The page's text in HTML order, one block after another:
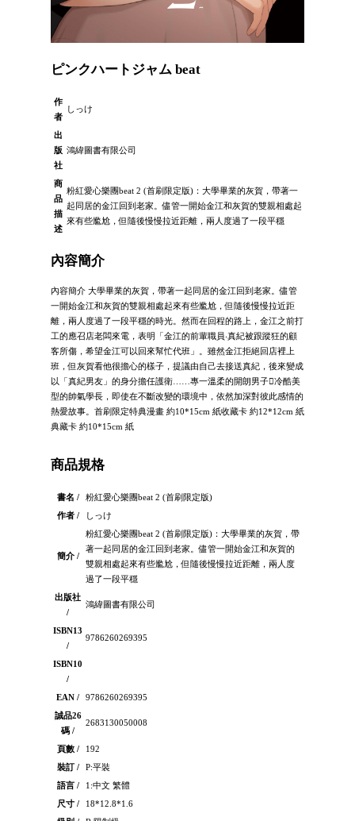
ピンクハートジャム beat
作
者
しっけ
出
版
社
鴻緯圖書有限公司
商
品
描
述
粉紅愛心樂團beat 2 (首刷限定版)：大學畢業的灰賀，帶著一
起同居的金江回到老家。儘管一開始金江和灰賀的雙親相處起
來有些尷尬，但隨後慢慢拉近距離，兩人度過了一段平穩
內容簡介
內容簡介 大學畢業的灰賀，帶著一起同居的金江回到老家。儘管
一開始金江和灰賀的雙親相處起來有些尷尬，但隨後慢慢拉近距
離，兩人度過了一段平穩的時光。然而在回程的路上，金江之前打
工的應召店老闆來電，表明「金江的前輩職員‧真紀被跟蹤狂的顧
客所傷，希望金江可以回來幫忙代班」。雖然金江拒絕回店裡上
班，但灰賀看他很擔心的樣子，提議由自己去接送真紀，後來變成
以「真紀男友」的身分擔任護衛……專一溫柔的開朗男子冷酷美
型的帥氣學長，即使在不斷改變的環境中，依然加深對彼此感情的
熱愛故事。首刷限定特典漫畫 約10*15cm 紙收藏卡 約12*12cm 紙
典藏卡 約10*15cm 紙
商品規格
書名 /
粉紅愛心樂團beat 2 (首刷限定版)
作者 /
しっけ
簡介 /
粉紅愛心樂團beat 2 (首刷限定版)：大學畢業的灰賀，帶
著一起同居的金江回到老家。儘管一開始金江和灰賀的
雙親相處起來有些尷尬，但隨後慢慢拉近距離，兩人度
過了一段平穩
出版社
/
鴻緯圖書有限公司
ISBN13
/
9786260269395
ISBN10
/
EAN /
9786260269395
誠品26
碼 /
2683130050008
頁數 /
192
裝訂 /
P:平裝
語言 /
1:中文 繁體
尺寸 /
18*12.8*1.6